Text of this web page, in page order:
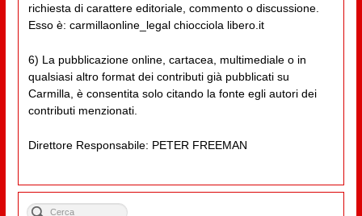
richiesta di carattere editoriale, commento o discussione.
Esso è: carmillaonline_legal chiocciola libero.it
6) La pubblicazione online, cartacea, multimediale o in
qualsiasi altro format dei contributi già pubblicati su
Carmilla, è consentita solo citando la fonte egli autori dei
contributi menzionati.
Direttore Responsabile: PETER FREEMAN